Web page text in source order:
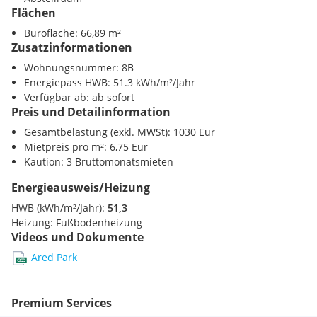
Laminat und Fliesenboden
Damen u. Herrentoilette
Fußbodenheizung
Parkplätze
Aufzug
Mietkosten:
in den Betriebskosten sind die Heizkosten und die
Stromkosten enthalten
Kaution: 3 Bruttomonatsmieten
Erreichbarkeit:
Auto:
Fahrzeit Wien ca. 20 Minuten
Fahrzeit Wr. Neustadt. ca.15 Minuten
Flächen
Bürofläche: 66,89 m²
Zusatzinformationen
Wohnungsnummer: 8B
Energiepass HWB: 51.3 kWh/m²/Jahr
Verfügbar ab: ab sofort
Preis und Detailinformation
Gesamtbelastung (exkl. MWSt): 1030 Eur
Mietpreis pro m²: 6,75 Eur
Kaution: 3 Bruttomonatsmieten
Energieausweis/Heizung
HWB (kWh/m²/Jahr): 51,3
Heizung: Fußbodenheizung
Videos und Dokumente
Ared Park
Premium Services